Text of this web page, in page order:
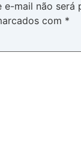
e-mail não será
com *